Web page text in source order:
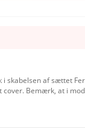
i skabelsen af sættet
Bemærk, at i